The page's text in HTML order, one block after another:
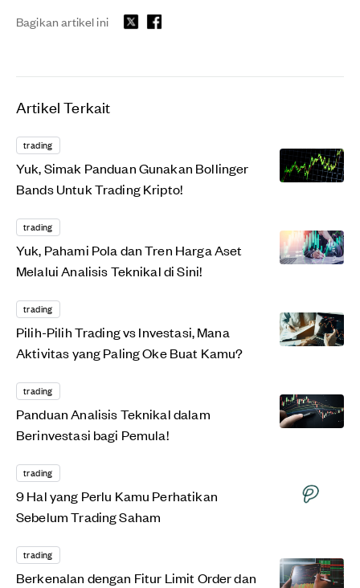
Bagikan artikel ini
Artikel Terkait
trading
Yuk, Simak Panduan Gunakan Bollinger
Bands Untuk Trading Kripto!
trading
Yuk, Pahami Pola dan Tren Harga Aset
Melalui Analisis Teknikal di Sini!
trading
Pilih-Pilih Trading vs Investasi, Mana
Aktivitas yang Paling Oke Buat Kamu?
trading
Panduan Analisis Teknikal dalam
Berinvestasi bagi Pemula!
trading
9 Hal yang Perlu Kamu Perhatikan
Sebelum Trading Saham
trading
Berkenalan dengan Fitur Limit Order dan